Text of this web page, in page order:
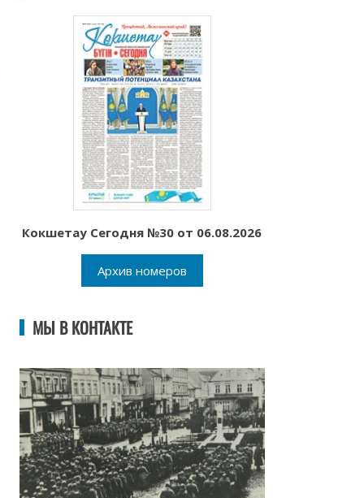
Кокшетау Сегодня №30 от 06.08.2026
Архив номеров
МЫ В КОНТАКТЕ